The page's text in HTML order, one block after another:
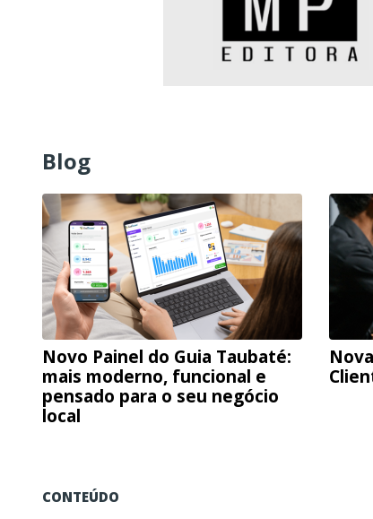
Blog
Novo Painel do Guia Taubaté:
mais moderno, funcional e
pensado para o seu negócio
local
CONTEÚDO